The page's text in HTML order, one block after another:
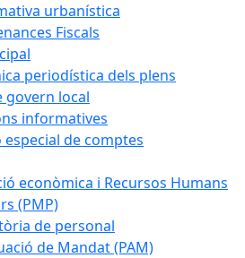
urbanística
Fiscals
periodística dels plens
govern local
informatives
especial de comptes
econòmica i Recursos Humans
(PMP)
de personal
de Mandat (PAM)